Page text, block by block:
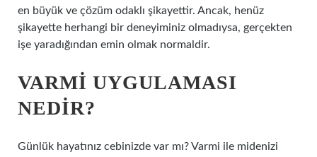
en büyük ve çözüm odaklı şikayettir. Ancak, henüz
şikayette herhangi bir deneyiminiz olmadıysa, gerçekten
işe yaradığından emin olmak normaldir.
VARMI UYGULAMASI
NEDIR?
Günlük hayatınız cebinizde var mı? Varmi ile midenizi